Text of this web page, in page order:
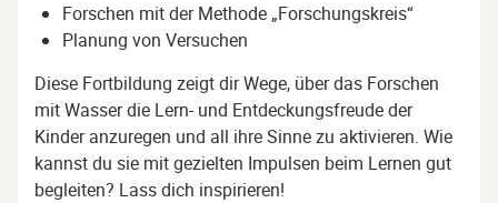
Forschen mit der Methode „Forschungskreis“
Planung von Versuchen
Diese Fortbildung zeigt dir Wege, über das Forschen
mit Wasser die Lern- und Entdeckungsfreude der
Kinder anzuregen und all ihre Sinne zu aktivieren. Wie
kannst du sie mit gezielten Impulsen beim Lernen gut
begleiten? Lass dich inspirieren!